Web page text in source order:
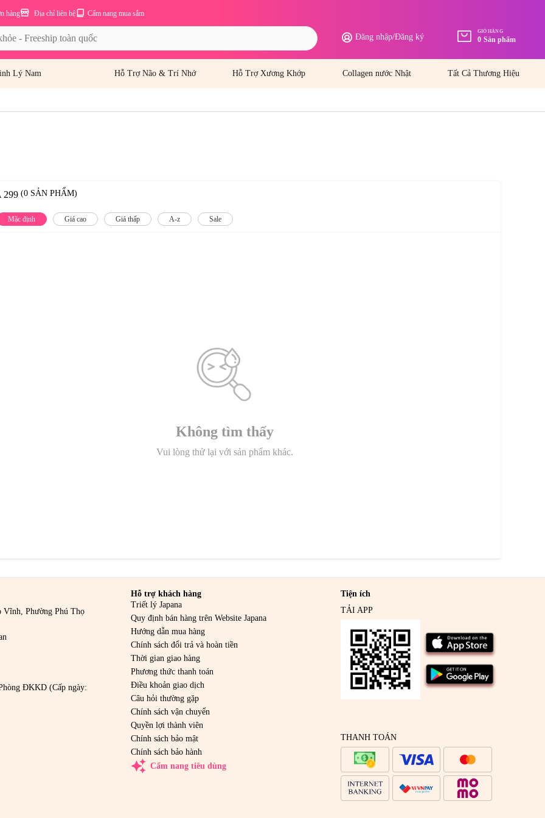
Cẩm nang mua sắm
Địa chỉ liên hệ
hàng
Đăng nhập/Đăng ký
GIỎ HÀNG
0 Sản phẩm
Lý Nam Hỗ Trợ Não & Trí Nhớ Hỗ Trợ Xương Khớp Collagen nước Nhật Tất Cả Thương Hiệu
299 (0 SẢN PHẨM)
Mặc định Giá cao Giá thấp A-z Sale
Không tìm thấy
Vui lòng thử lại với sản phẩm khác.
Vĩnh, Phường Phú Thọ
ĐKKD (Cấp ngày:
Hỗ trợ khách hàng
Triết lý Japana
Quy định bán hàng trên Website Japana
Hướng dẫn mua hàng
Chính sách đổi trả và hoàn tiền
Thời gian giao hàng
Phương thức thanh toán
Điều khoản giao dịch
Câu hỏi thường gặp
Chính sách vận chuyển
Quyền lợi thành viên
Chính sách bảo mật
Chính sách bảo hành
auto_awesome Cẩm nang tiêu dùng
Tiện ích
TẢI APP
THANH TOÁN